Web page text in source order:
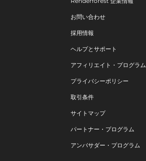
お問い合わせ
採用情報
ヘルプとサポート
アフィリエイト・プログラム
プライバシーポリシー
取引条件
サイトマップ
パートナー・プログラム
アンバサダー・プログラム